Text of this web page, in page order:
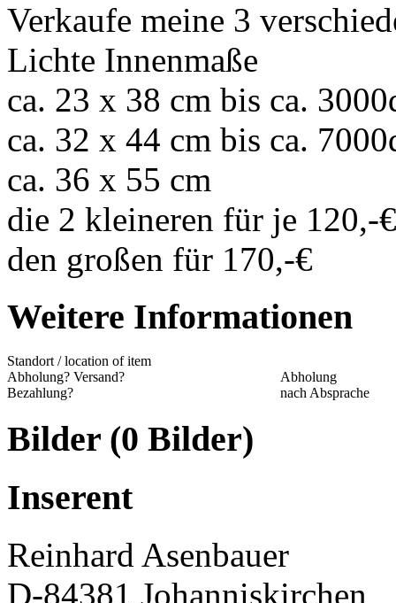
Verkaufe meine 3
Lichte Innenmaße
ca. 23 x 38 cm bis ca.
ca. 32 x 44 cm bis ca.
ca. 36 x 55 cm
die 2 kleineren für je 120,-€
den großen für 170,-€
Weitere Informationen
Standort / location of item
Abholung? Versand?
Abholung
Bezahlung?
nach Absprache
Bilder (0 Bilder)
Inserent
Reinhard Asenbauer
D-84381 Johanniskirchen